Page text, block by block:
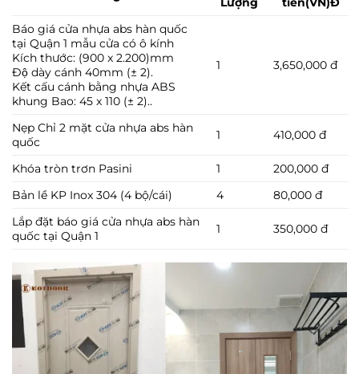
Báo giá cửa nhựa abs hàn quốc
tại Quận 1 mẫu cửa có ô kính
Kích thước: (900 x 2.200)mm
Độ dày cánh 40mm (± 2).
Kết cấu cánh bằng nhựa ABS
khung Bao: 45 x 110 (± 2)..
1 3,650,000 đ
Nẹp Chỉ 2 mặt cửa nhựa abs hàn
quốc
1 410,000 đ
Khóa tròn trơn Pasini 1
200,000 đ
Bản lề KP Inox 304 (4 bộ/cái)
4
80,000 đ
Lắp đặt báo giá cửa nhựa abs hàn
quốc tại Quận 1
1 350,000 đ